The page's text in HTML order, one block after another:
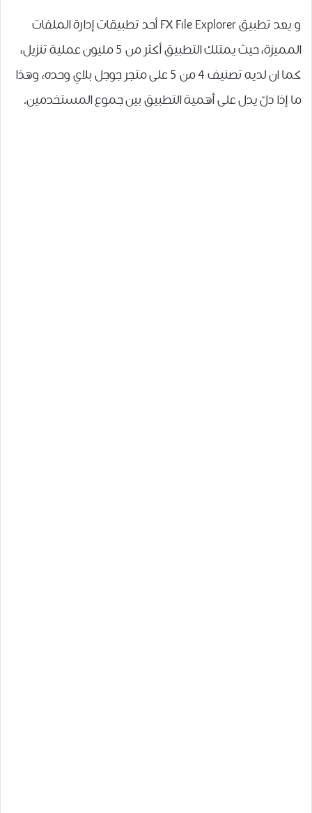
و يعد تطبيق FX File Explorer أحد تطبيقات إدارة الملفات
المميزة، حيث يمتلك التطبيق ﺃﻛﺜﺮ ﻣﻦ 5 ﻣﻠﻴﻮﻥ ﻋﻤﻠﻴﺔ ﺗﻨﺰﻳﻞ،
كما ان لديه ﺗﺼﻨﻴﻒ 4 ﻣﻦ 5 ﻋﻠﻰ ﻣﺘﺠﺮ ﺟﻮﺟﻞ ﺑﻼﻱ ﻭﺣﺪﻩ، ﻭﻫﺬﺍ
ﻣﺎ ﺇﺫﺍ ﺩﻝّ ﻳﺪﻝ ﻋﻠﻰ ﺃﻫﻤﻴﺔ ﺍﻟﺘﻄﺒﻴﻖ ﺑﻴﻦ ﺟﻤﻮﻉ ﺍﻟﻤﺴﺘﺨﺪﻣﻴﻦ.